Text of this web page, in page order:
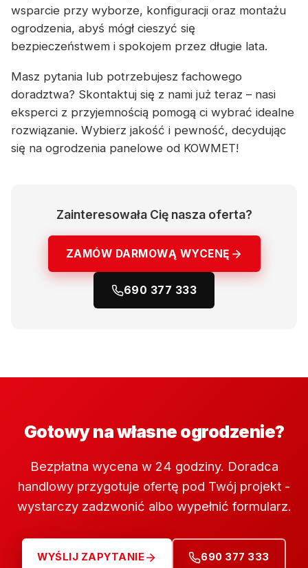
wsparcie przy wyborze, konfiguracji oraz montażu
ogrodzenia, abyś mógł cieszyć się
bezpieczeństwem i spokojem przez długie lata.
Masz pytania lub potrzebujesz fachowego
doradztwa? Skontaktuj się z nami już teraz – nasi
eksperci z przyjemnością pomogą ci wybrać idealne
rozwiązanie. Wybierz jakość i pewność, decydując
się na ogrodzenia panelowe od KOWMET!
Zainteresowała Cię nasza oferta?
ZAMÓW DARMOWĄ WYCENĘ
690 377 333
Gotowy na własne ogrodzenie?
Bezpłatna wycena w 24 godziny. Doradca
handlowy przygotuje ofertę pod Twój projekt -
wystarczy zadzwonić albo wypełnić formularz.
WYŚLIJ ZAPYTANIE 690 377 333